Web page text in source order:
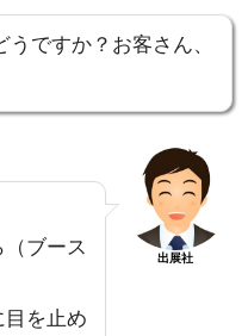
うですか？お客さん、
ブース
を止め
出展社